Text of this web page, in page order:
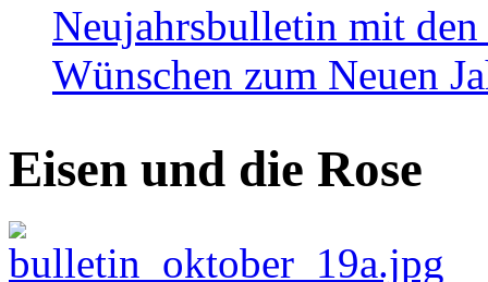
Neujahrsbulletin mit den
Wünschen zum Neuen
Eisen und die Rose